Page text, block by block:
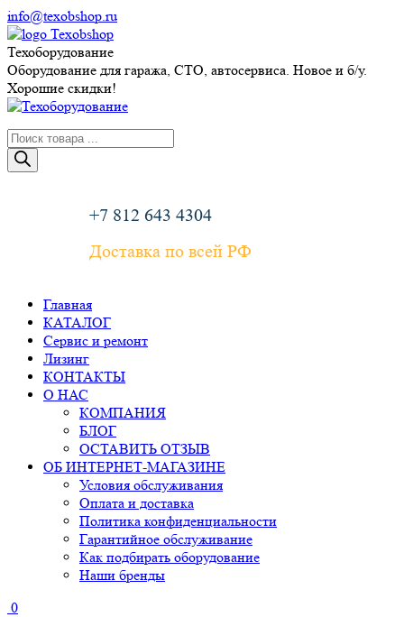
Перейти
к
содержанию
info@texobshop.ru
Telegram
page
opens
in
new
Whatsapp
page
opens
in
new
Вконтакте
page
opens
in
new
Сайт
page
opens
in
new
Техоборудование
Оборудование для гаража, СТО, автосервиса. Новое и б/у.
Хорошие скидки!
Поиск
товаров
+7 812 643 4304
Доставка по всей РФ
Главная
КАТАЛОГ
Сервис и ремонт
Лизинг
КОНТАКТЫ
О НАС
КОМПАНИЯ
БЛОГ
ОСТАВИТЬ ОТЗЫВ
ОБ ИНТЕРНЕТ-МАГАЗИНЕ
Условия обслуживания
Оплата и доставка
Политика конфиденциальности
Гарантийное обслуживание
Как подбирать оборудование
Наши бренды
0